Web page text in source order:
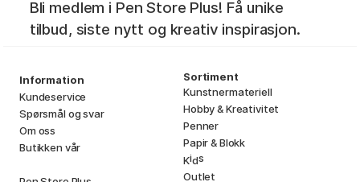
Bli medlem i Pen Store Plus! Få unike
tilbud, siste nytt og kreativ inspirasjon.
Information
Kundeservice
Spørsmål og svar
Om oss
Butikken vår
Sortiment
Kunstnermateriell
Hobby & Kreativitet
Penner
Papir & Blokk
Kids
Outlet